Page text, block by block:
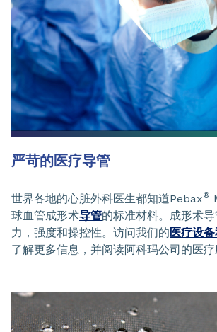
严苛的医疗导管
世界各地的心脏外科医生都知道Pebax®
球血管成形术导管的标准材料。成形术
力，强度和操控性。访问我们的医疗设
了解更多信息，并阅读阿科玛公司的医疗